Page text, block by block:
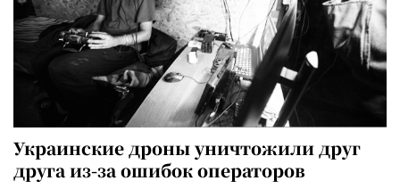
Украинские дроны уничтожили друг
друга из-за ошибок операторов